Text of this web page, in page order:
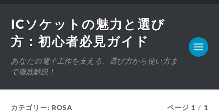
ICソケットの魅力と選び
方：初心者必見ガイド
あなたの電子工作を支える、選び方から使い方ま
で徹底解説！
カテゴリー:ROSA ページ 1 / 1